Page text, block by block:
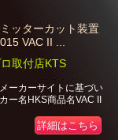
ッターカット装置
VAC II ...
取付店KTS
ーカーサイトに基づい
ー名HKS商品名VAC II
詳細はこちら